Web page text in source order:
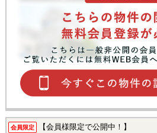
会員限定 【会員様限定で公開中！】